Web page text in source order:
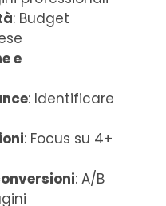
: Budget
e
: Identificare
: Focus su 4+
: A/B